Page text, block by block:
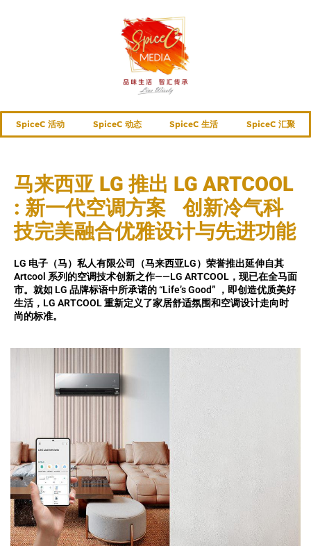
SpiceC 活动 SpiceC 动态 SpiceC 生活 SpiceC 汇聚
马来西亚 LG 推出 LG ARTCOOL
: 新一代空调方案 创新冷气科
技完美融合优雅设计与先进功能
LG 电子（马）私人有限公司（马来西亚LG）荣誉推出延伸自其
Artcool 系列的空调技术创新之作——LG ARTCOOL，现已在全马面
市。就如 LG 品牌标语中所承诺的 “Life’s Good” ，即创造优质美好
生活，LG ARTCOOL 重新定义了家居舒适氛围和空调设计走向时
尚的标准。